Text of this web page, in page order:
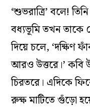
‘শুভরাত্রি’ বলে!
বধ্যভূমি তখন তাকে
দিয়ে চলে, ‘দক্ষিণ
আরও উত্তরে।’ কবি
চিরতরে। এদিকে
রুক্ষ মাটিতে গুঁড়ো